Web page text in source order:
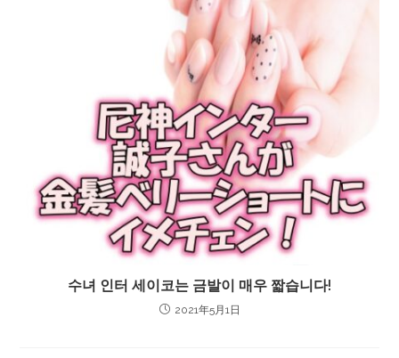
수녀 인터 세이코는 금발이 매우 짧습니다!
2021年5月1日